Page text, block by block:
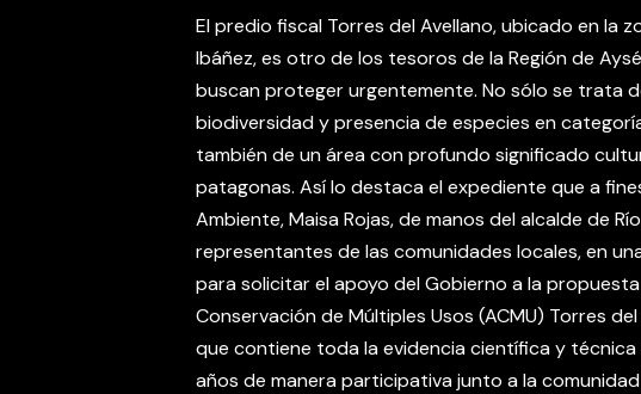
El predio fiscal Torres del Avellano, ubicado en la
Ibáñez, es otro de los tesoros de la Región de
buscan proteger urgentemente. No sólo se trata
biodiversidad y presencia de especies en
también de un área con profundo significado
patagonas. Así lo destaca el expediente que a
Ambiente, Maisa Rojas, de manos del alcalde de
representantes de las comunidades locales, en
para solicitar el apoyo del Gobierno a la
Conservación de Múltiples Usos (ACMU) Torres
que contiene toda la evidencia científica y
años de manera participativa junto a la